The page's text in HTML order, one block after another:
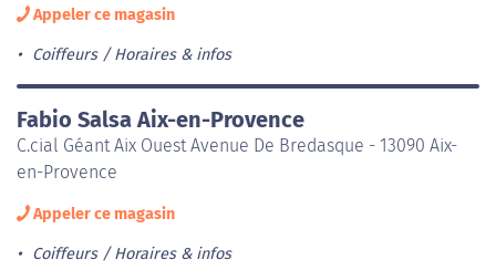
Appeler ce magasin
Coiffeurs Horaires & infos
Fabio Salsa Aix-en-Provence
C.cial Géant Aix Ouest Avenue De Bredasque - 13090 Aix-
en-Provence
Appeler ce magasin
Coiffeurs Horaires & infos